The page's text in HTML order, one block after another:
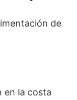
de
en la costa